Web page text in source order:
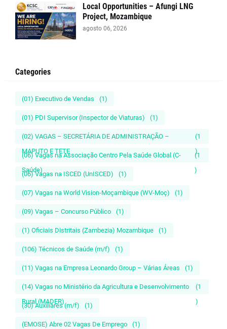
Local Opportunities – Afungi LNG
Project, Mozambique
agosto 06, 2026
Categories
(01) Executivo de Vendas (1)
(01) PDI Supervisor (Inspector de Viaturas) (1)
(02) VAGAS – SECRETÁRIA DE ADMINISTRAÇÃO –
MAPUTO E TETE
(1
)
(06) Vagas na Associação Centro Pela Saúde Global (C-
Saúde)
(1
)
(06) Vagas na ISCED (UnISCED) (1)
(07) Vagas na World Vision-Moçambique (WV-Moç) (1)
(09) Vagas – Concurso Público (1)
(1) Oficiais Distritais (Zambezia) Mozambique (1)
(106) Técnicos de Saúde (m/f) (1)
(11) Vagas na Empresa Leonardo Group – Várias Áreas (1)
(14) Vagas no Ministério da Agricultura e Desenvolvimento
Rural (MADER)
(1
)
(30) Auxiliares (m/f) (1)
(EMOSE) Abre 02 Vagas De Emprego (1)